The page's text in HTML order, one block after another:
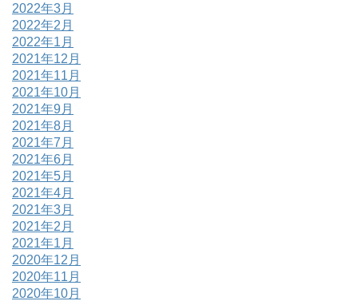
2022年3月
2022年2月
2022年1月
2021年12月
2021年11月
2021年10月
2021年9月
2021年8月
2021年7月
2021年6月
2021年5月
2021年4月
2021年3月
2021年2月
2021年1月
2020年12月
2020年11月
2020年10月